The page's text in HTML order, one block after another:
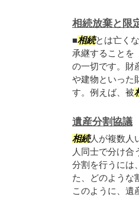
相続放棄と限
■相続とは亡く
承継することを
の一切です。財
や建物といった
す。例えば、被
遺産分割協議
相続人が複数人
人同士で分け合
分割を行うには
た、どのような
このように、遺